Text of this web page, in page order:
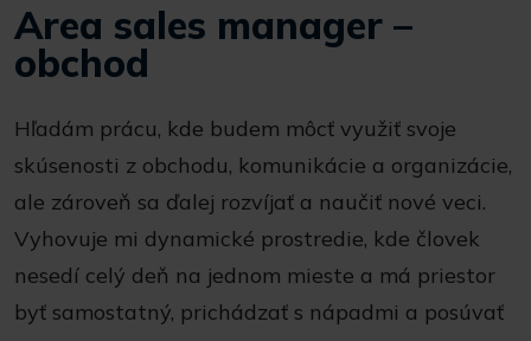
Area sales manager –
obchod
Hľadám prácu, kde budem môcť využiť svoje
skúsenosti z obchodu, komunikácie a organizácie,
ale zároveň sa ďalej rozvíjať a naučiť nové veci.
Vyhovuje mi dynamické prostredie, kde človek
nesedí celý deň na jednom mieste a má priestor
byť samostatný, prichádzať s nápadmi a posúvať